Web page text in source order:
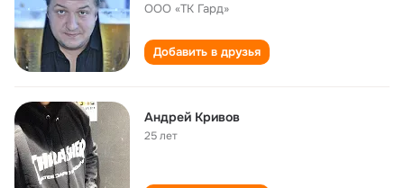
ООО «ТК Гард»
Добавить в друзья
Андрей Кривов
25 лет